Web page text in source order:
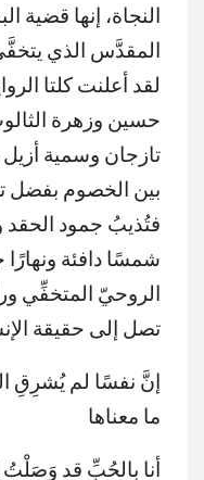
النجاة، إنها قضية
المقدَّس الذي
لقد أعلنت كلتا
حسين وزهرة
تازجان وسمية أزيل
بين الخصوم بفضل
فتُذيبُ جمود الحقد
شمسًا دافئة ونهارًا
الروحيّ المتخفِّي
تصل إلى حقيقة
إنَّ نفسًا لم يُشرِقِ
ما معناها
أنا بالحُبِّ قد